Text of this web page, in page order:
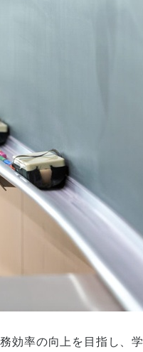
効率の向上を目指し、